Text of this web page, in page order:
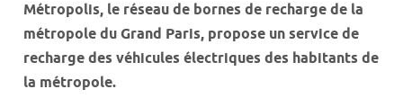
Métropolis, le réseau de bornes de recharge de la
métropole du Grand Paris, propose un service de
recharge des véhicules électriques des habitants de
la métropole.